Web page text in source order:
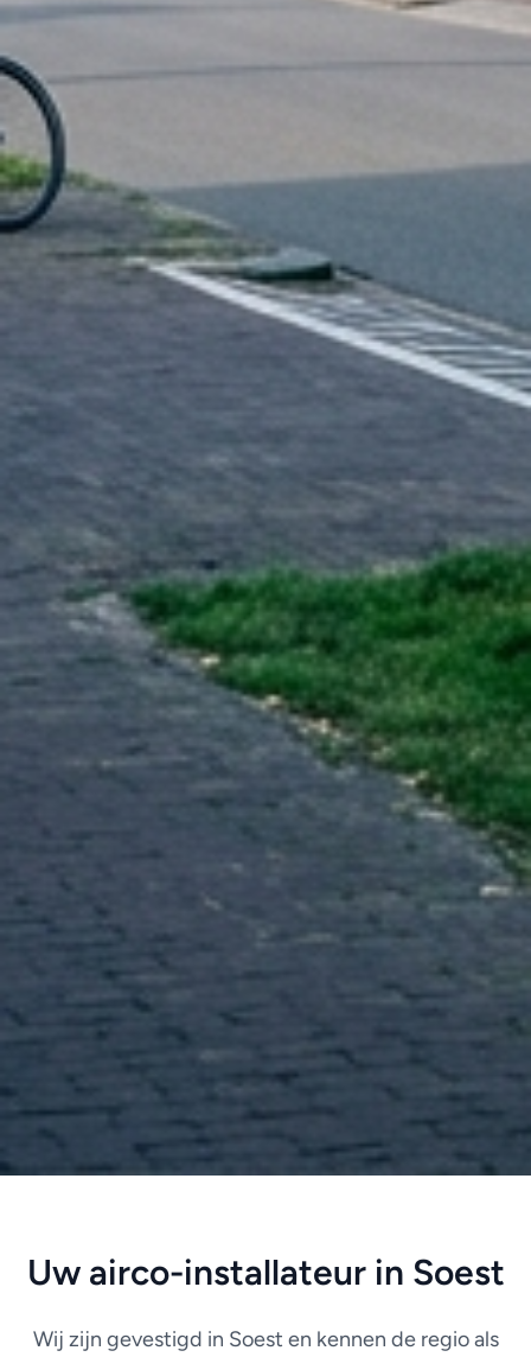
Uw airco-installateur in Soest
Wij zijn gevestigd in Soest en kennen de regio als